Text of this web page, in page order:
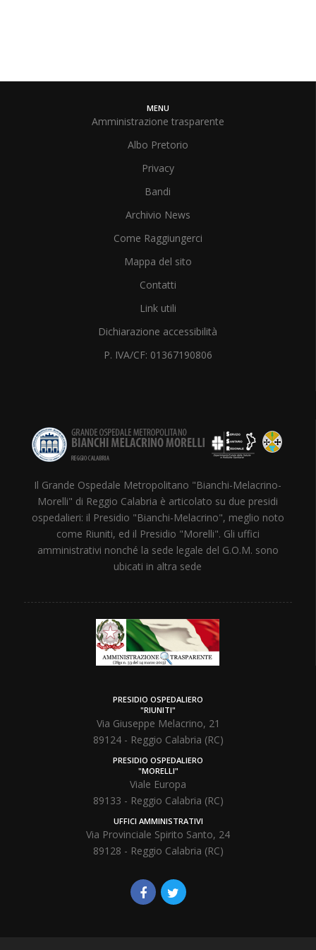
MENU
Amministrazione trasparente
Albo Pretorio
Privacy
Bandi
Archivio News
Come Raggiungerci
Mappa del sito
Contatti
Link utili
Dichiarazione accessibilità
P. IVA/CF: 01367190806
Il Grande Ospedale Metropolitano "Bianchi-Melacrino-
Morelli" di Reggio Calabria è articolato su due presidi
ospedalieri: il Presidio "Bianchi-Melacrino", meglio noto
come Riuniti, ed il Presidio "Morelli". Gli uffici
amministrativi nonché la sede legale del G.O.M. sono
ubicati in altra sede
PRESIDIO OSPEDALIERO
"RIUNITI"
Via Giuseppe Melacrino, 21
89124 - Reggio Calabria (RC)
PRESIDIO OSPEDALIERO
"MORELLI"
Viale Europa
89133 - Reggio Calabria (RC)
UFFICI AMMINISTRATIVI
Via Provinciale Spirito Santo, 24
89128 - Reggio Calabria (RC)